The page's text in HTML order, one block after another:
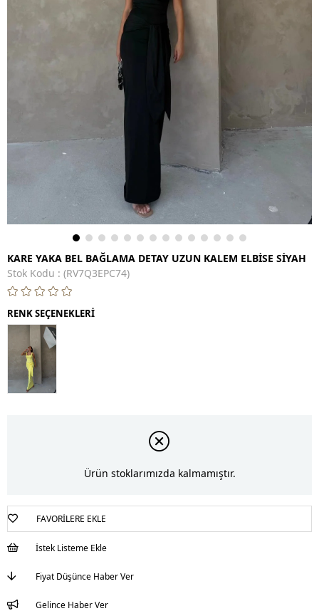
KARE YAKA BEL BAĞLAMA DETAY UZUN KALEM ELBİSE SİYAH
Stok Kodu
(RV7Q3EPC74)
RENK SEÇENEKLERİ
Ürün stoklarımızda kalmamıştır.
FAVORILERE EKLE
İstek Listeme Ekle
Fiyat Düşünce Haber Ver
Gelince Haber Ver